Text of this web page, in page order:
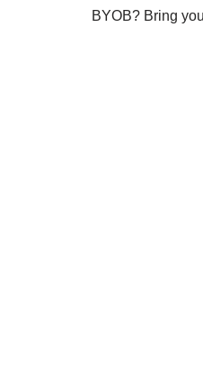
BYOB? Bring